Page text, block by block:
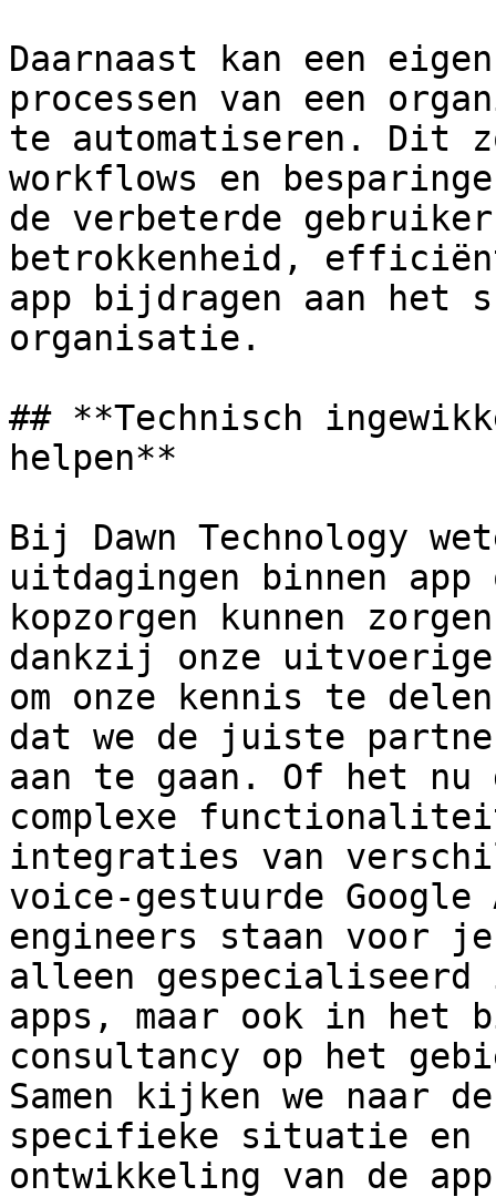
Daarnaast kan een
processen van een
te automatiseren. Dit
workflows en
de verbeterde
betrokkenheid,
app bijdragen aan het
organisatie.
## **Technisch
helpen**
Bij Dawn Technology
uitdagingen binnen
kopzorgen kunnen
dankzij onze
om onze kennis te
dat we de juiste
aan te gaan. Of het nu
complexe
integraties van
voice-gestuurde
engineers staan voor
alleen
apps, maar ook in het
consultancy op het
Samen kijken we naar
specifieke situatie en
ontwikkeling van de